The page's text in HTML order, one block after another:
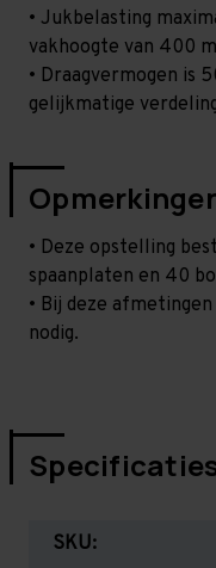
• Jukbelasting
vakhoogte van 400
• Draagvermogen is
gelijkmatige
• Deze opstelling
spaanplaten en 40
• Bij deze
nodig.
SKU: